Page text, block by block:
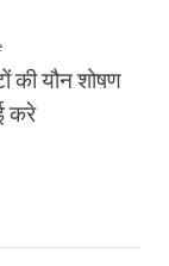
की यौन शोषण
करे